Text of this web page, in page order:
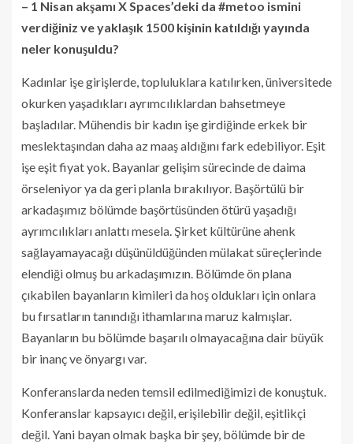
– 1 Nisan akşamı X Spaces’deki da #metoo ismini
verdiğiniz ve yaklaşık 1500 kişinin katıldığı yayında
neler konuşuldu?
Kadınlar işe girişlerde, topluluklara katılırken, üniversitede
okurken yaşadıkları ayrımcılıklardan bahsetmeye
başladılar. Mühendis bir kadın işe girdiğinde erkek bir
meslektaşından daha az maaş aldığını fark edebiliyor. Eşit
işe eşit fiyat yok. Bayanlar gelişim sürecinde de daima
örseleniyor ya da geri planla bırakılıyor. Başörtülü bir
arkadaşımız bölümde başörtüsünden ötürü yaşadığı
ayrımcılıkları anlattı mesela. Şirket kültürüne ahenk
sağlayamayacağı düşünüldüğünden mülakat süreçlerinde
elendiği olmuş bu arkadaşımızın. Bölümde ön plana
çıkabilen bayanların kimileri da hoş oldukları için onlara
bu fırsatların tanındığı ithamlarına maruz kalmışlar.
Bayanların bu bölümde başarılı olmayacağına dair büyük
bir inanç ve önyargı var.
Konferanslarda neden temsil edilmediğimizi de konuştuk.
Konferanslar kapsayıcı değil, erişilebilir değil, eşitlikçi
değil. Yani bayan olmak başka bir şey, bölümde bir de